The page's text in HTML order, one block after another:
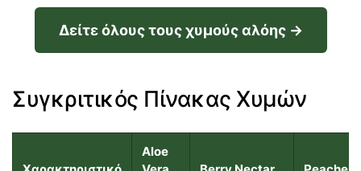
Δείτε όλους τους χυμούς αλόης →
Συγκριτικός Πίνακας Χυμών
Aloe